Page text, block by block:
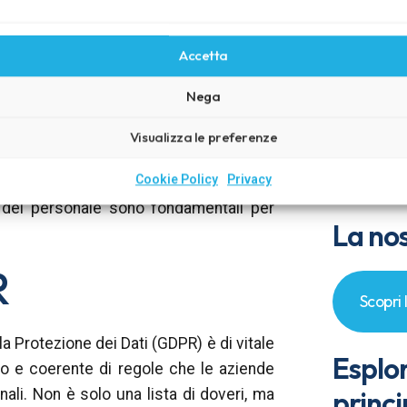
Accetta
Nega
Visualizza le preferenze
Cookie Policy Privacy
è la mancanza di formazione e
informatici spesso iniziano con
Gli hacker utilizzano tecniche come
personale sono fondamentali per
Protezione dei Dati (GDPR) è di vitale
e coerente di regole che le aziende
Non è solo una lista di doveri, ma
La
Scopri